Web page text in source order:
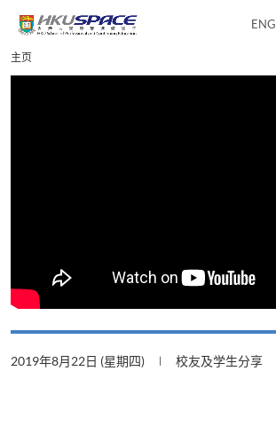
content
ENG
Main
content
主页
2019年8月22日 (星期四) 校友及学生分享